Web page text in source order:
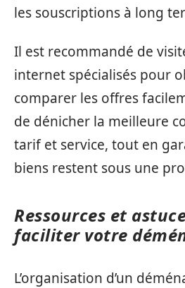
les souscriptions à long
Il est recommandé de
internet spécialisés pour
comparer les offres
de dénicher la meilleure
tarif et service, tout en
biens restent sous une
Ressources et
faciliter votre
L’organisation d’un